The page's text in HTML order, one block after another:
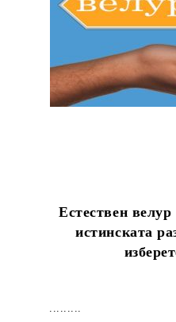
Естествен
истинската
.........